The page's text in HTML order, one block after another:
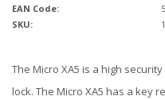
EAN Code:
SKU:
The Micro XA5 is a high
lock. The Micro XA5 has a key